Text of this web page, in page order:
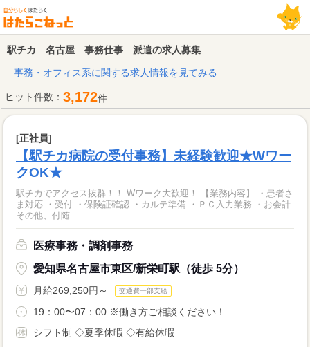
駅チカ 名古屋 事務仕事 派遣の求人募集
事務・オフィス系に関する求人情報を見てみる
ヒット件数： 3,172件
[正社員]
【駅チカ病院の受付事務】未経験歓迎★Wワー
クOK★
駅チカでアクセス抜群！！ Wワーク大歓迎！ 【業務内容】 ・患者さ
ま対応 ・受付 ・保険証確認 ・カルテ準備 ・ＰＣ入力業務 ・お会計
その他、付随...
医療事務・調剤事務
愛知県名古屋市東区/新栄町駅（徒歩 5分）
月給269,250円～ 交通費一部支給
19：00〜07：00 ※働き方ご相談ください！ ...
シフト制 ◇夏季休暇 ◇有給休暇